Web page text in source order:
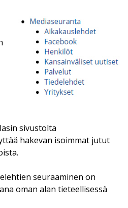
sivustolta
hakevan isoimmat jutut
seuraaminen on
oman alan tieteellisessä